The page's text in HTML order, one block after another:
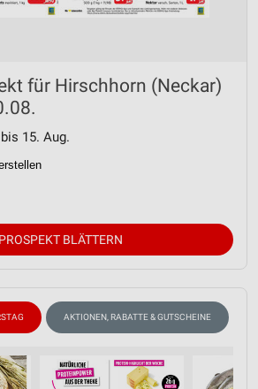
für Hirschhorn (Neckar)
15. Aug.
PROSPEKT BLÄTTERN
AKTIONEN, RABATTE & GUTSCHEINE